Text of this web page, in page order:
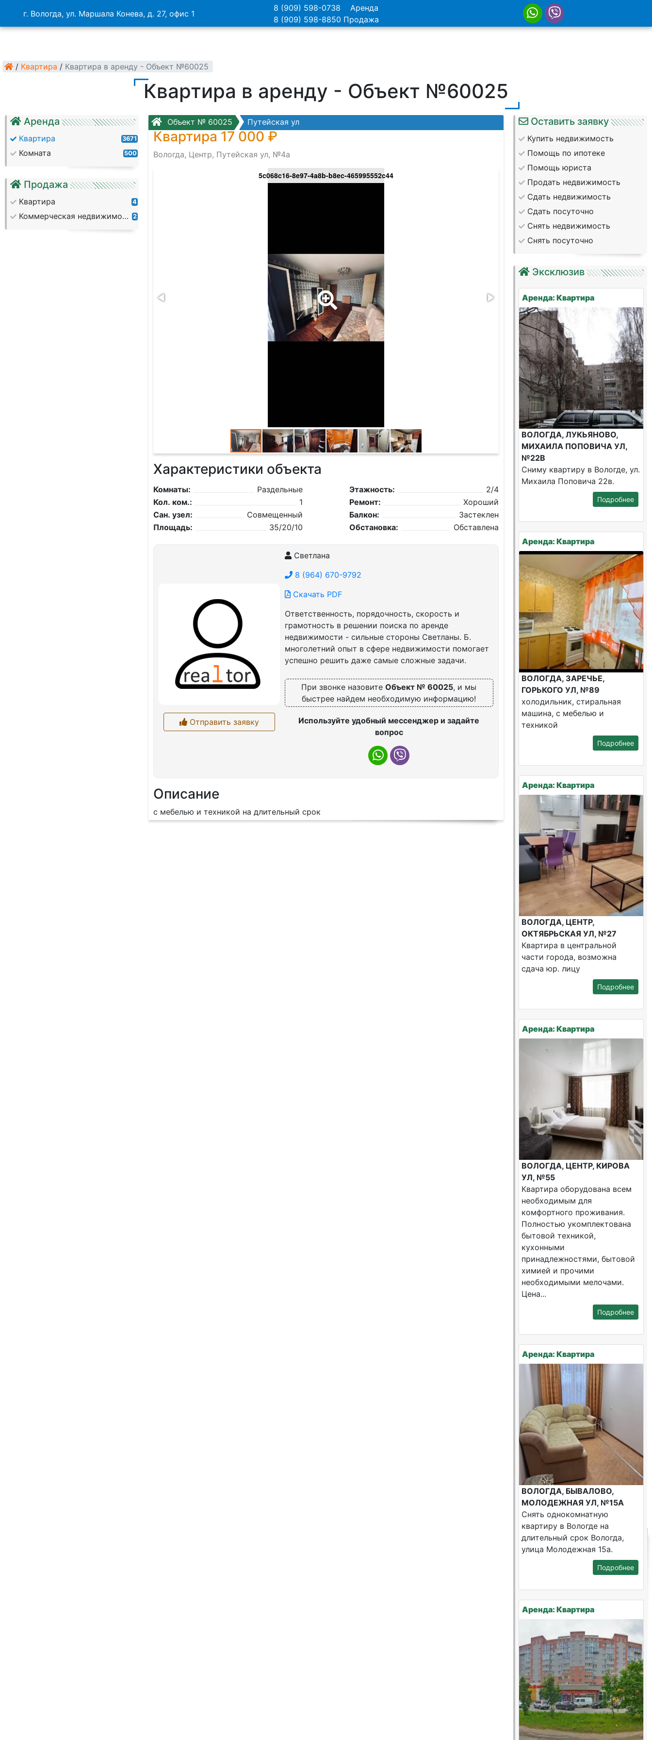
г. Вологда, ул. Маршала Конева, д. 27, офис 1
8 (909) 598-0738 Аренда
8 (909) 598-8850 Продажа
/ Квартира / Квартира в аренду - Объект №60025
Квартира в аренду - Объект №60025
Аренда
Квартира 3671
Комната 500
Продажа
Квартира 4
Коммерческая недвижимость 2
Объект № 60025 Путейская ул
Квартира 17 000 ₽
Вологда, Центр, Путейская ул, №4а
5c068c16-8e97-4a8b-b8ec-465995552c44
Характеристики объекта
Комнаты:
Раздельные
Кол. ком.:
1
Сан. узел:
Совмещенный
Площадь:
35/20/10
Этажность:
2/4
Ремонт:
Хороший
Балкон:
Застеклен
Обстановка:
Обставлена
Отправить заявку
Светлана
8 (964) 670-9792
Скачать PDF
Ответственность, порядочность, скорость и
грамотность в решении поиска по аренде
недвижимости - сильные стороны Светланы. Б.
многолетний опыт в сфере недвижимости помогает
успешно решить даже самые сложные задачи.
При звонке назовитеОбъект № 60025, и мы
быстрее найдем необходимую информацию!
Используйте удобный мессенджер и задайте
вопрос
Описание
с мебелью и техникой на длительный срок
Оставить заявку
Купить недвижимость
Помощь по ипотеке
Помощь юриста
Продать недвижимость
Сдать недвижимость
Сдать посуточно
Снять недвижимость
Снять посуточно
Эксклюзив
Аренда: Квартира
ВОЛОГДА, ЛУКЬЯНОВО,
МИХАИЛА ПОПОВИЧА УЛ,
№22В
Сниму квартиру в Вологде, ул.
Михаила Поповича 22в.
Подробнее
Аренда: Квартира
ВОЛОГДА, ЗАРЕЧЬЕ,
ГОРЬКОГО УЛ, №89
холодильник, стиральная
машина, с мебелью и
техникой
Подробнее
Аренда: Квартира
ВОЛОГДА, ЦЕНТР,
ОКТЯБРЬСКАЯ УЛ, №27
Квартира в центральной
части города, возможна
сдача юр. лицу
Подробнее
Аренда: Квартира
ВОЛОГДА, ЦЕНТР, КИРОВА
УЛ, №55
Квартира оборудована всем
необходимым для
комфортного проживания.
Полностью укомплектована
бытовой техникой,
кухонными
принадлежностями, бытовой
химией и прочими
необходимыми мелочами.
Цена...
Подробнее
Аренда: Квартира
ВОЛОГДА, БЫВАЛОВО,
МОЛОДЕЖНАЯ УЛ, №15А
Снять однокомнатную
квартиру в Вологде на
длительный срок Вологда,
улица Молодежная 15а.
Подробнее
Аренда: Квартира